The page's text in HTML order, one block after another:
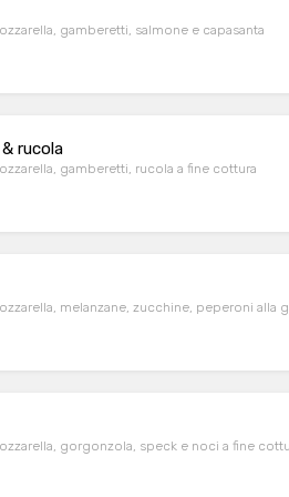
gamberetti, salmone e capasanta
rucola
gamberetti, rucola a fine cottura
melanzane, zucchine, peperoni alla
gorgonzola, speck e noci a fine